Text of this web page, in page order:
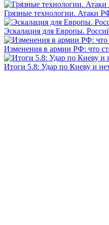
Грязные технологии. Атаки
Эскалация для Европы.
Изменения в армии РФ: что
Итоги 5.8: Удар по Киеву и